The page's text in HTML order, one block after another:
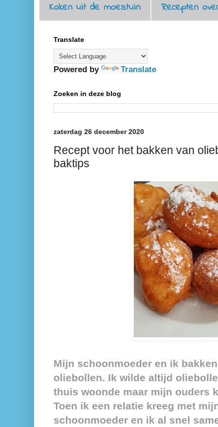
Koken uit de moestuin
Recepten
Translate
Powered by Translate
Zoeken in deze blog
zaterdag 26 december 2020
Recept voor het bakken van
baktips
Mijn schoonmoeder en ik
oliebollen. Ik wilde altijd
thuis woonde maar mijn ouders
Toen ik een relatie kreeg met
schoonmoeder en ik al snel